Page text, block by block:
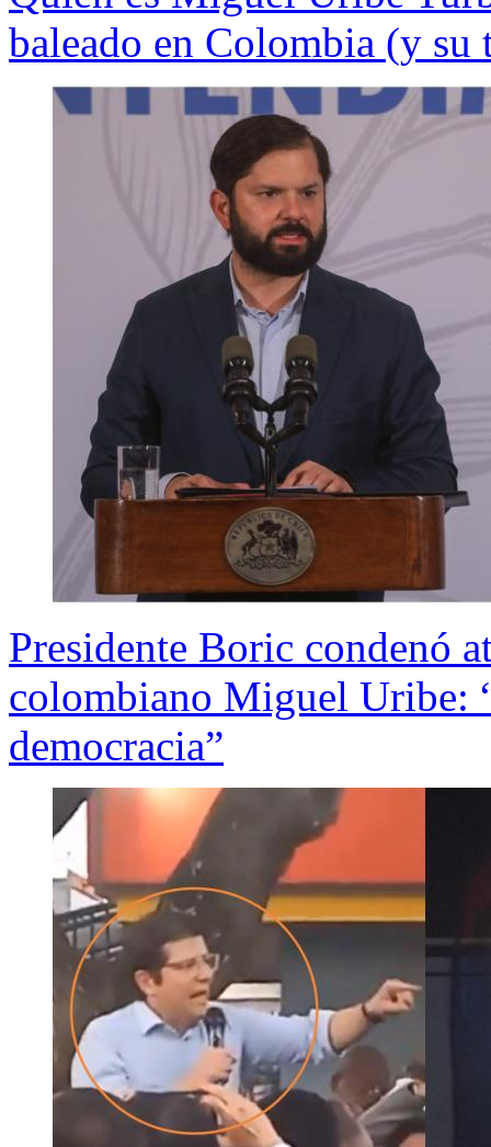
baleado en Colombia (y
Presidente Boric condenó
colombiano Miguel Uribe:
democracia”